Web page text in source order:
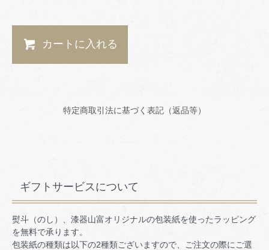
カートに入れる
特定商取引法に基づく表記（返品等）
ギフトサービスについて
熨斗（のし）、漆器山富オリジナルの包装紙を使ったラッピング
を無料で承ります。
包装紙の種類は以下の2種類ございますので、ご注文の際にご選